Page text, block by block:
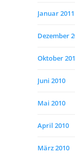
Januar 2011
Dezember
Oktober
Juni 2010
Mai 2010
April 2010
März 2010